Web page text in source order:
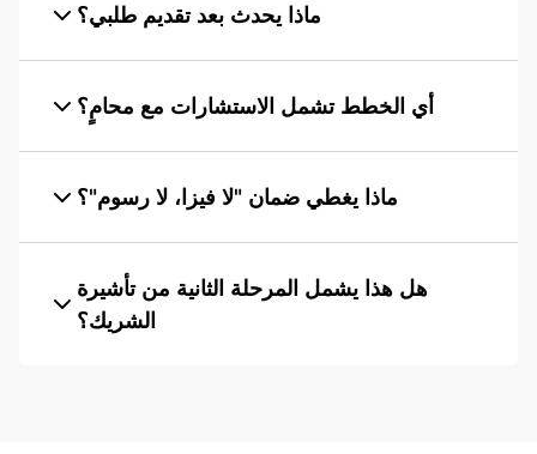
ماذا يحدث بعد تقديم طلبي؟
أي الخطط تشمل الاستشارات مع محامٍ؟
ماذا يغطي ضمان "لا فيزا، لا رسوم"؟
هل هذا يشمل المرحلة الثانية من تأشيرة
الشريك؟